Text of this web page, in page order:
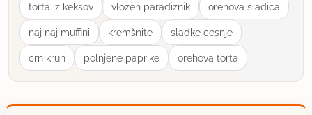
torta iz keksov vlozen paradiznik orehova sladica
naj naj muffini kremšnite sladke cesnje
crn kruh polnjene paprike orehova torta